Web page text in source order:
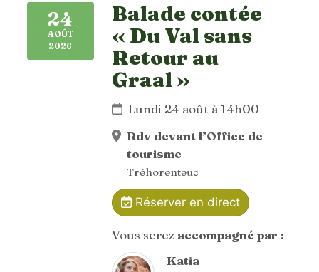
24
AOÛT
2026
Balade contée
« Du Val sans
Retour au
Graal »
Lundi 24 août à 14h00
Rdv devant l’Office de
tourisme
Tréhorenteuc
Réserver en direct
Vous serez accompagné par :
Katia